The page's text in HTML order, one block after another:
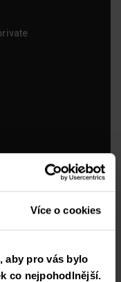
Více o cookies
aby pro vás bylo
co nejpohodlnější.